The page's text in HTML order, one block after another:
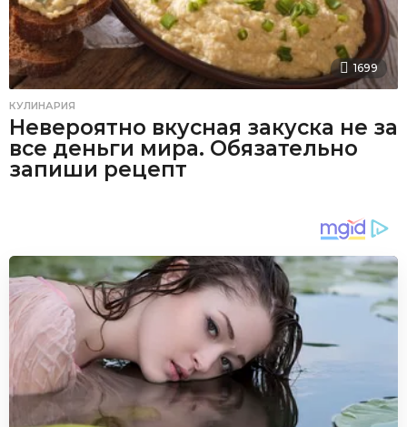
1699
КУЛИНАРИЯ
Невероятно вкусная закуска не за
все деньги мира. Обязательно
запиши рецепт